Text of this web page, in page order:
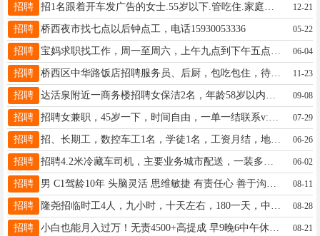
招聘 12-21
招聘 桥西夜市找七点以后钟点工，电话15930053336 05-22
招聘 06-04
招聘 桥西区中华路饭店招聘服务员、后厨，包吃包住，待遇优厚，电话：15613979008. 11-23
招聘 09-08
招聘 07-29
招聘 招、长期工，数控车工1名，学徒1名，工资月结，地址邢台襄都区东汪镇 电话13363749788 06-26
招聘 06-02
招聘 08-11
招聘 08-28
招聘 小白也能月入过万！无责4500+高提成 早9晚6中午休息2小时 转正缴纳保险 带薪培训 电话17732925886 08-21